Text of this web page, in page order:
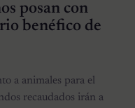
posan con
benéfico de
a animales para el
recaudados irán a